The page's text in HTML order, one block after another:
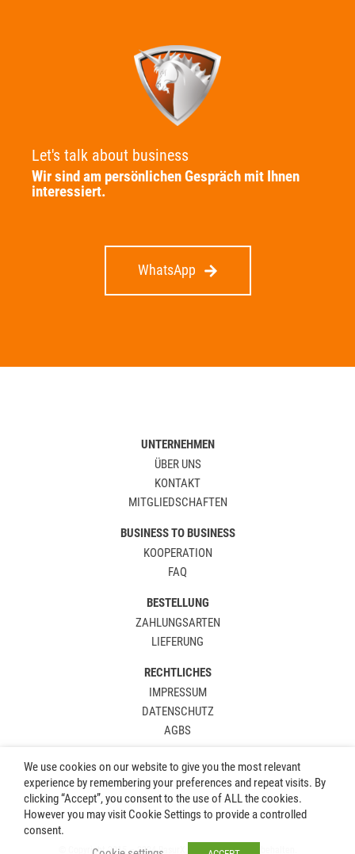
Let's talk about business
Wir sind am persönlichen Gespräch mit Ihnen
interessiert.
WhatsApp
UNTERNEHMEN
ÜBER UNS
KONTAKT
MITGLIEDSCHAFTEN
BUSINESS TO BUSINESS
KOOPERATION
FAQ
BESTELLUNG
ZAHLUNGSARTEN
LIEFERUNG
RECHTLICHES
IMPRESSUM
DATENSCHUTZ
AGBS
© Copyright 2015 – 2024 RasurX.de. Alle Rechte vorbehalten.
We use cookies on our website to give you the most relevant
experience by remembering your preferences and repeat visits. By
clicking “Accept”, you consent to the use of ALL the cookies.
However you may visit Cookie Settings to provide a controlled
consent.